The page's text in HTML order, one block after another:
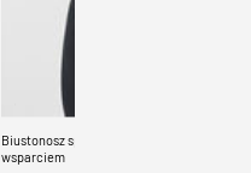
Biustonosz sportowy z zapieciem z przodu
wsparciem